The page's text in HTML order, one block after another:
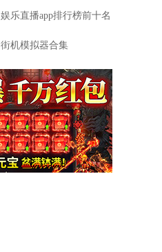
娱乐直播app排行榜前十名
街机模拟器合集